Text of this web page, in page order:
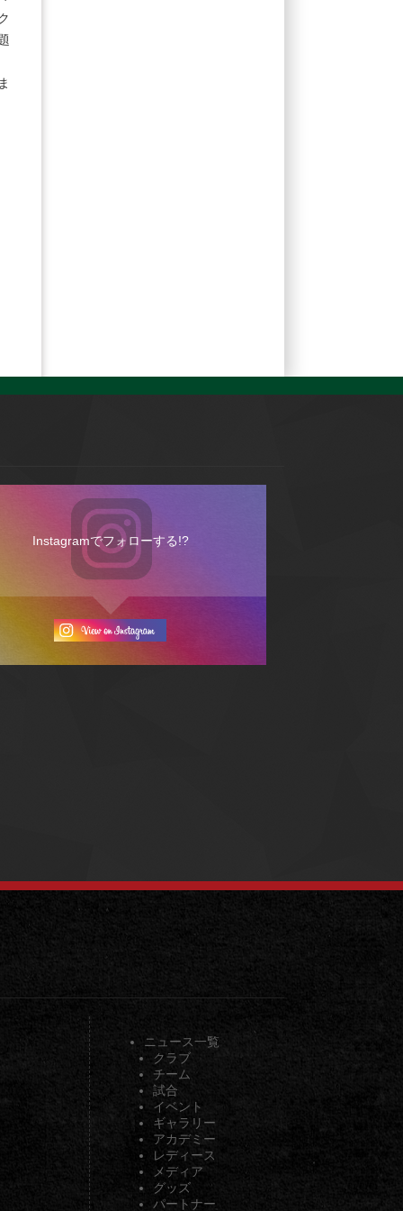
Instagramでフォローする!?
ニュース一覧
クラブ
チーム
試合
イベント
ギャラリー
アカデミー
レディース
メディア
グッズ
パートナー